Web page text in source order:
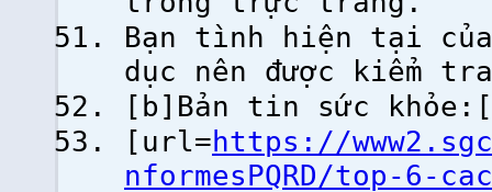
Bạn tình hiện tại
dục nên được kiểm
[b]Bản tin sức
[url=https://
nformesPQRD/top-6-